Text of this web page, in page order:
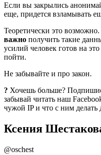
Если вы закрылись
еще, придется взламывать
Теоретически это
важно получить такие
усилий человек готов на
пойти.
Не забывайте и про закон.
? Хочешь больше?
забывай читать наш
чужой IP и что с ним делать
Ксения
@oschest